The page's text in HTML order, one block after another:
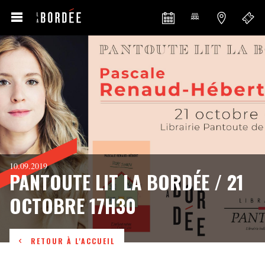
RETOUR À L'ACCUEIL
10.09.2019
PANTOUTE LIT LA BORDÉE / 21
OCTOBRE 17H30